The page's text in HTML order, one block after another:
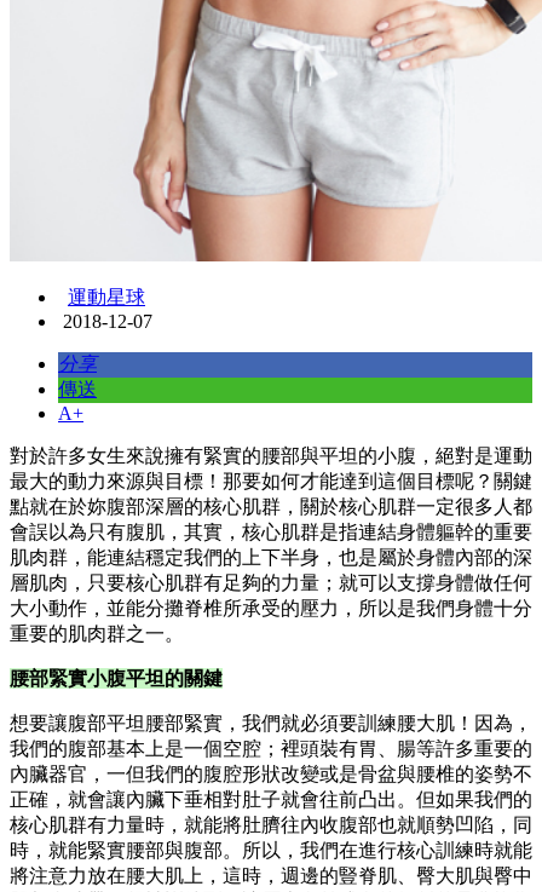
運動星球
2018-12-07
分享
傳送
A+
對於許多女生來說擁有緊實的腰部與平坦的小腹，絕對是運動
最大的動力來源與目標！那要如何才能達到這個目標呢？關鍵
點就在於妳腹部深層的核心肌群，關於核心肌群一定很多人都
會誤以為只有腹肌，其實，核心肌群是指連結身體軀幹的重要
肌肉群，能連結穩定我們的上下半身，也是屬於身體內部的深
層肌肉，只要核心肌群有足夠的力量；就可以支撐身體做任何
大小動作，並能分攤脊椎所承受的壓力，所以是我們身體十分
重要的肌肉群之一。
腰部緊實小腹平坦的關鍵
想要讓腹部平坦腰部緊實，我們就必須要訓練腰大肌！因為，
我們的腹部基本上是一個空腔；裡頭裝有胃、腸等許多重要的
內臟器官，一但我們的腹腔形狀改變或是骨盆與腰椎的姿勢不
正確，就會讓內臟下垂相對肚子就會往前凸出。但如果我們的
核心肌群有力量時，就能將肚臍往內收腹部也就順勢凹陷，同
時，就能緊實腰部與腹部。所以，我們在進行核心訓練時就能
將注意力放在腰大肌上，這時，週邊的豎脊肌、臀大肌與臀中